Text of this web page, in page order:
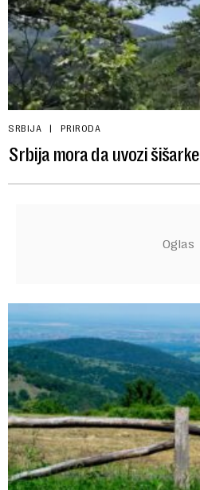
SRBIJA PRIRODA
Srbija mora da uvozi šišarke